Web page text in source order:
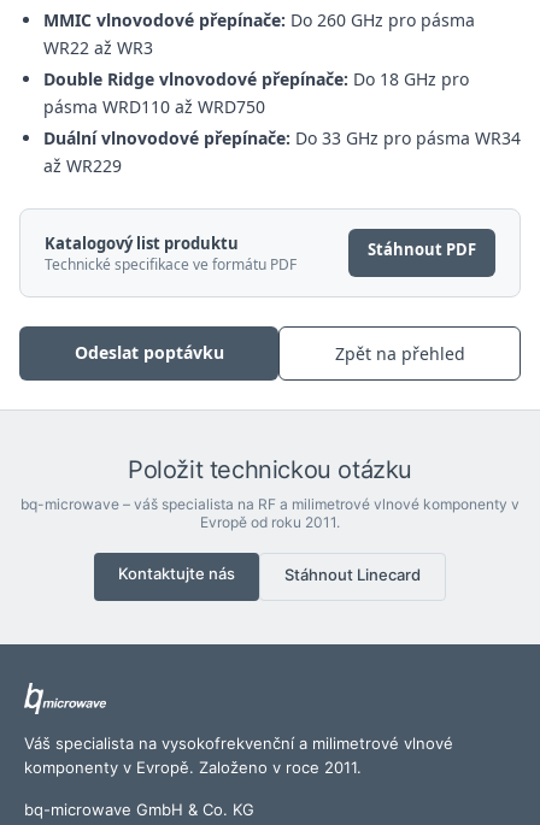
MMIC vlnovodové přepínače: Do 260 GHz pro pásma
WR22 až WR3
Double Ridge vlnovodové přepínače: Do 18 GHz pro
pásma WRD110 až WRD750
Duální vlnovodové přepínače: Do 33 GHz pro pásma WR34
až WR229
Katalogový list produktu
Technické specifikace ve formátu PDF
Stáhnout PDF
Odeslat poptávku Zpět na přehled
Položit technickou otázku
bq-microwave – váš specialista na RF a milimetrové vlnové komponenty v
Evropě od roku 2011.
Kontaktujte nás Stáhnout Linecard
Váš specialista na vysokofrekvenční a milimetrové vlnové
komponenty v Evropě. Založeno v roce 2011.
bq-microwave GmbH & Co. KG